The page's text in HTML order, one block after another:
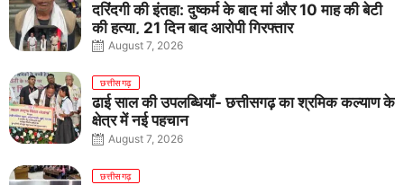
दरिंदगी की इंतहा: दुष्कर्म के बाद मां और 10 माह की बेटी
की हत्या, 21 दिन बाद आरोपी गिरफ्तार
August 7, 2026
छत्तीसगढ़
ढाई साल की उपलब्धियाँ- छत्तीसगढ़ का श्रमिक कल्याण के
क्षेत्र में नई पहचान
August 7, 2026
छत्तीसगढ़